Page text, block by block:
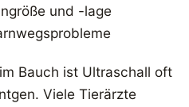
und -lage
Bauch ist Ultraschall oft
Viele Tierärzte